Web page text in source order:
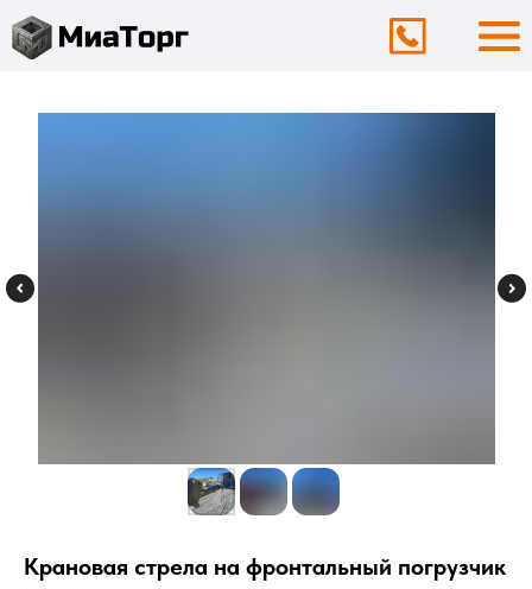
Крановая стрела на фронтальный погрузчик